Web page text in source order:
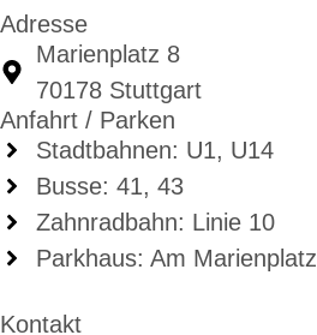
Adresse
Marienplatz 8
70178 Stuttgart
Anfahrt / Parken
Stadtbahnen: U1, U14
Busse: 41, 43
Zahnradbahn: Linie 10
Parkhaus: Am Marienplatz
Kontakt